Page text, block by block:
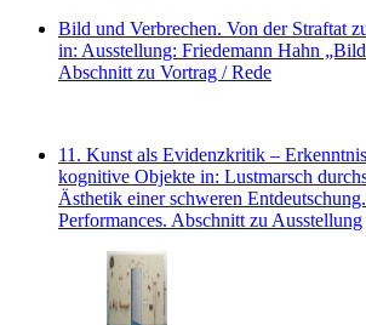
Bild und Verbrechen. Von der Straftat
in: Ausstellung: Friedemann Hahn
Abschnitt zu Vortrag / Rede
11. Kunst als Evidenzkritik –
kognitive Objekte in: Lustmarsch
Ästhetik einer schweren
Performances. Abschnitt zu Ausstellung